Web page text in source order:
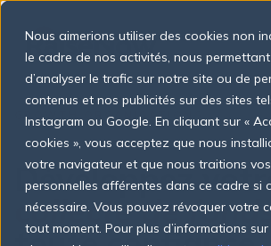
Nous aimerions utiliser des cookies non
le cadre de nos activités, nous
d’analyser le trafic sur notre site ou de
contenus et nos publicités sur des sites
Instagram ou Google. En cliquant sur «
cookies », vous acceptez que nous
votre navigateur et que nous traitions
personnelles afférentes dans ce cadre si
nécessaire. Vous pouvez révoquer votre
tout moment. Pour plus d’informations
S
Produits
Tarifs
Entreprise
GROWTH ORGANISATIONS
Développez
collecte de